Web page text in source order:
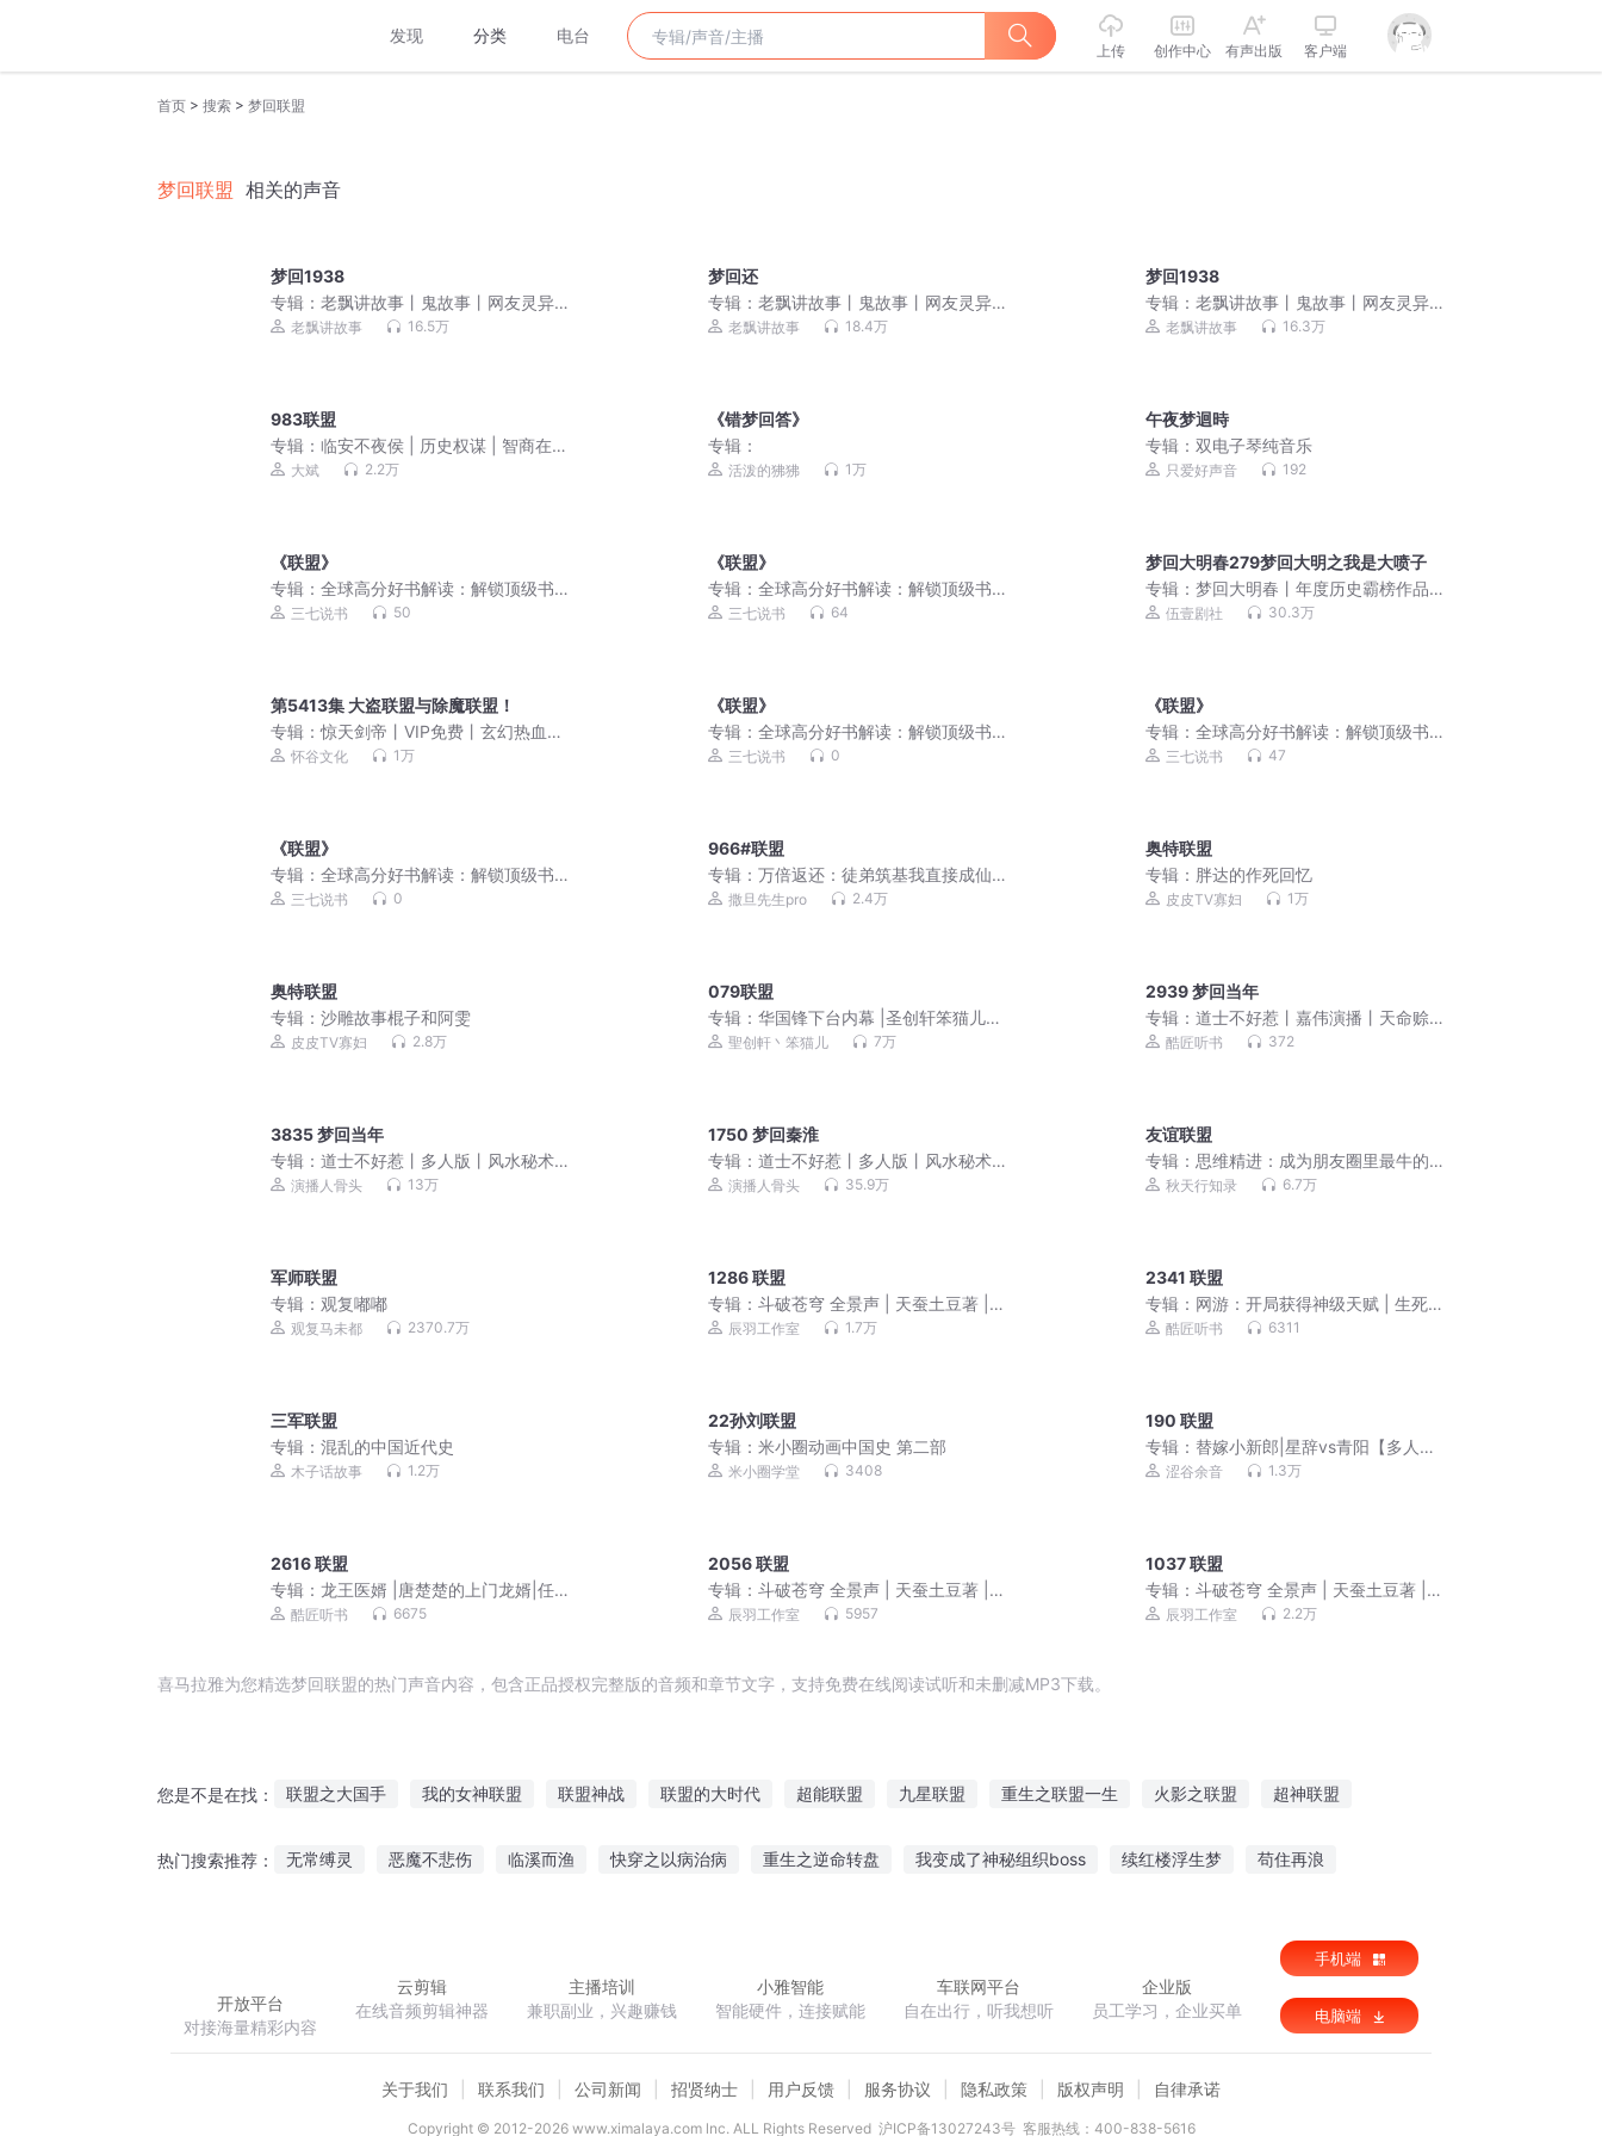
发现 分类 电台
上传 创作中心 有声出版 客户端
首页 > 搜索 > 梦回联盟
梦回联盟 相关的声音
梦回1938
专辑： 老飘讲故事丨鬼故事丨网友灵异
经历老飘讲故事 16.5万
梦回还
专辑：老飘讲故事丨鬼故事丨网友灵异
经历老飘讲故事 18.4万
梦回1938
专辑：老飘讲故事丨鬼故事丨网友灵异
经历老飘讲故事 16.3万
983联盟
专辑： 临安不夜侯 | 历史权谋 | 智商在线
| 月关作品 | 大斌演播 | 多人有声剧
大斌 2.2万
《错梦回答》
专辑：
活泼的狒狒 1万
午夜梦迴時
专辑：双电子琴纯音乐
只爱好声音 192
《联盟》
专辑： 全球高分好书解读：解锁顶级书
籍的智慧密码
三七说书 50
《联盟》
专辑：全球高分好书解读：解锁顶级书
籍的智慧密码
三七说书 64
梦回大明春279梦回大明之我是大喷子
专辑：梦回大明春丨年度历史霸榜作品
丨伍壹剧社制作
伍壹剧社 30.3万
第5413集 大盗联盟与除魔联盟！
专辑：惊天剑帝丨VIP免费丨玄幻热血精
品双播
怀谷文化 1万
《联盟》
专辑：全球高分好书解读：解锁顶级书
籍的智慧密码
三七说书 0
《联盟》
专辑：全球高分好书解读：解锁顶级书
籍的智慧密码
三七说书 47
《联盟》
专辑： 全球高分好书解读：解锁顶级书
籍的智慧密码
三七说书 0
966#联盟
专辑：万倍返还：徒弟筑基我直接成仙 |
爆笑&无敌&爽文不圣母 | 多人有声剧
撒旦先生pro 2.4万
奥特联盟
专辑： 胖达的作死回忆
皮皮TV寡妇 1万
奥特联盟
专辑： 沙雕故事棍子和阿雯
皮皮TV寡妇 2.8万
079联盟
专辑：华国锋下台内幕 |圣创轩笨猫儿演
播 |圣创轩皓明，大华书声监制
聖创軒丶笨猫儿 7万
2939 梦回当年
专辑：道士不好惹丨嘉伟演播丨天命赊
刀人前传 免费福利
酷匠听书 372
3835 梦回当年
专辑： 道士不好惹丨多人版丨风水秘术
丨爆笑丨都市丨悬疑丨骨头演播
演播人骨头 13万
1750 梦回秦淮
专辑：道士不好惹丨多人版丨风水秘术
丨爆笑丨都市丨悬疑恐怖灵异
演播人骨头 35.9万
友谊联盟
专辑： 思维精进：成为朋友圈里最牛的
人 秋天行知录 6.7万
军师联盟
专辑： 观复嘟嘟
观复马未都 2370.7万
1286 联盟
专辑：斗破苍穹 全景声 | 天蚕土豆著 |
辰羽工作室演播 | 经典玄幻小说
辰羽工作室 1.7万
2341 联盟
专辑： 网游：开局获得神级天赋 | 生死
游戏|全民神战
酷匠听书 6311
三军联盟
专辑： 混乱的中国近代史
木子话故事 1.2万
22孙刘联盟
专辑：米小圈动画中国史 第二部
米小圈学堂 3408
190 联盟
专辑： 替嫁小新郎|星辞vs青阳【多人
剧】涩谷余音 1.3万
2616 联盟
专辑： 龙王医婿 |唐楚楚的上门龙婿|任
京浩领衔演播
酷匠听书 6675
2056 联盟
专辑：斗破苍穹 全景声 | 天蚕土豆著 |
辰羽工作室演播 | 经典玄幻小说
辰羽工作室 5957
1037 联盟
专辑：斗破苍穹 全景声 | 天蚕土豆著 |
辰羽工作室演播 | 经典玄幻小说
辰羽工作室 2.2万
喜马拉雅为您精选梦回联盟的热门声音内容，包含正品授权完整版的音频和章节文字，支持免费在线阅读试听和未删减MP3下载。
您是不是在找： 联盟之大国手 我的女神联盟 联盟神战 联盟的大时代 超能联盟 九星联盟 重生之联盟一生 火影之联盟 超神联盟
热门搜索推荐： 无常缚灵 恶魔不悲伤 临溪而渔 快穿之以病治病 重生之逆命转盘 我变成了神秘组织boss 续红楼浮生梦 苟住再浪
开放平台
对接海量精彩内容
云剪辑
在线音频剪辑神器
主播培训
兼职副业，兴趣赚钱
小雅智能
智能硬件，连接赋能
车联网平台
自在出行，听我想听
企业版
员工学习，企业买单
手机端
电脑端
关于我们 联系我们 公司新闻 招贤纳士 用户反馈 服务协议 隐私政策 版权声明 自律承诺
Copyright © 2012-2026www.ximalaya.com lnc. ALL Rights Reserved 沪ICP备13027243号 客服热线：400-838-5616